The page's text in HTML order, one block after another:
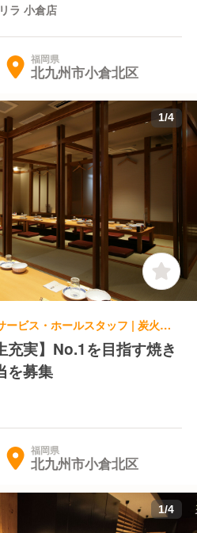
ラ 小倉店
福岡県
北九州市小倉北区
1/4
焼き鳥, 居酒屋 | レストランサービス・ホールスタッフ | 炭火焼鳥 黒船 魚町店
充実】No.1を目指す焼き
を募集
福岡県
北九州市小倉北区
1/4